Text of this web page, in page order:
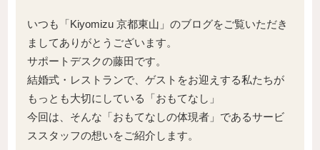
いつも「Kiyomizu 京都東山」のブログをご覧いただき
ましてありがとうございます。
サポートデスクの藤田です。
結婚式・レストランで、ゲストをお迎えする私たちが
もっとも大切にしている「おもてなし」
今回は、そんな「おもてなしの体現者」であるサービ
ススタッフの想いをご紹介します。